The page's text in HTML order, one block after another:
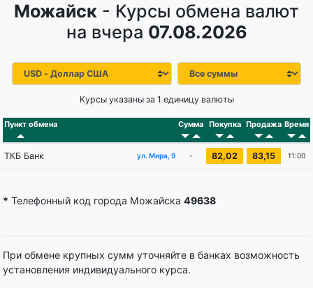
Можайск - Курсы обмена валют
на вчера 07.08.2026
Курсы указаны за 1 единицу валюты
Пункт обмена Сумма Покупка Продажа Время
ТКБ Банк ул. Мира, 9 - 82,02 83,15 11:00
* Телефонный код города Можайска 49638
При обмене крупных сумм уточняйте в банках возможность
установления индивидуального курса.